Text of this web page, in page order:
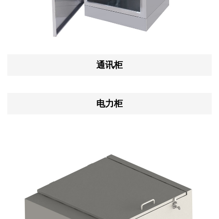
通讯柜
电力柜